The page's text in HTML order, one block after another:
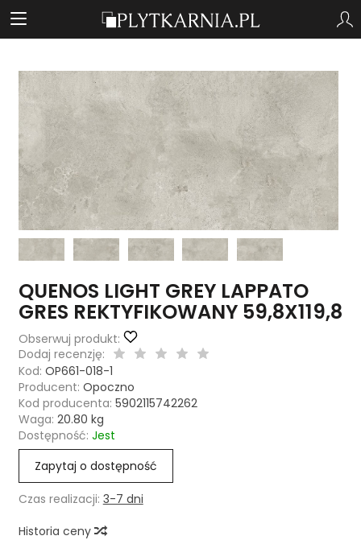
QUENOS LIGHT GREY LAPPATO
GRES REKTYFIKOWANY 59,8X119,8
Obserwuj produkt:
Dodaj recenzję:
Kod: OP661-018-1
Producent: Opoczno
Kod producenta: 5902115742262
Waga: 20.80 kg
Dostępność: Jest
Zapytaj o dostępność
Czas realizacji: 3-7 dni
Historia ceny